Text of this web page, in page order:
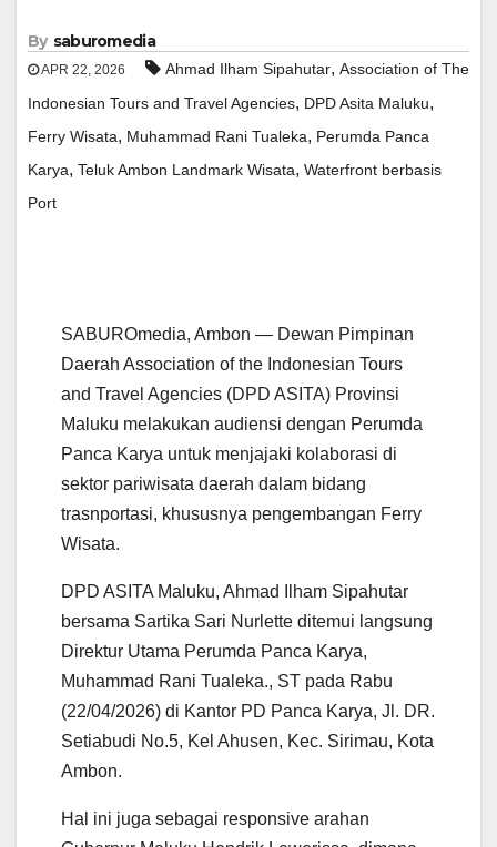
By saburomedia
APR 22, 2026 Ahmad Ilham Sipahutar, Association of The
Indonesian Tours and Travel Agencies, DPD Asita Maluku,
Ferry Wisata, Muhammad Rani Tualeka, Perumda Panca
Karya, Teluk Ambon Landmark Wisata, Waterfront berbasis
Port
SABUROmedia, Ambon — Dewan Pimpinan
Daerah Association of the Indonesian Tours
and Travel Agencies (DPD ASITA) Provinsi
Maluku melakukan audiensi dengan Perumda
Panca Karya untuk menjajaki kolaborasi di
sektor pariwisata daerah dalam bidang
trasnportasi, khususnya pengembangan Ferry
Wisata.
DPD ASITA Maluku, Ahmad Ilham Sipahutar
bersama Sartika Sari Nurlette ditemui langsung
Direktur Utama Perumda Panca Karya,
Muhammad Rani Tualeka., ST pada Rabu
(22/04/2026) di Kantor PD Panca Karya, Jl. DR.
Setiabudi No.5, Kel Ahusen, Kec. Sirimau, Kota
Ambon.
Hal ini juga sebagai responsive arahan